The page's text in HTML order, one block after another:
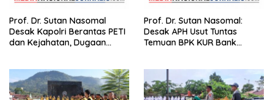
Prof. Dr. Sutan Nasomal
Desak Kapolri Berantas PETI
dan Kejahatan, Dugaan
Prof. Dr. Sutan Nasomal:
Desak APH Usut Tuntas
Temuan BPK KUR Bank